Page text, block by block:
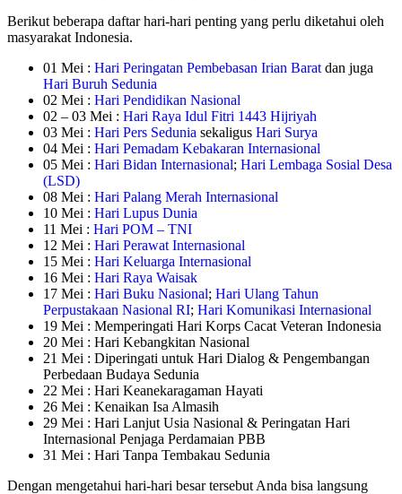
Berikut beberapa daftar hari-hari penting yang perlu diketahui oleh
masyarakat Indonesia.
01 Mei : Hari Peringatan Pembebasan Irian Baratdan juga
Hari Buruh Sedunia
02 Mei : Hari Pendidikan Nasional
02 – 03 Mei : Hari Raya Idul Fitri 1443 Hijriyah
03 Mei : Hari Pers Sedunia sekaligus Hari Surya
04 Mei : Hari Pemadam Kebakaran Internasional
05 Mei : Hari Bidan Internasional; Hari Lembaga Sosial Desa
(LSD)
08 Mei : Hari Palang Merah Internasional
10 Mei : Hari Lupus Dunia
11 Mei : Hari POM – TNI
12 Mei : Hari Perawat Internasional
15 Mei : Hari Keluarga Internasional
16 Mei : Hari Raya Waisak
17 Mei : Hari Buku Nasional; Hari Ulang Tahun
Perpustakaan Nasional RI; Hari Komunikasi Internasional
19 Mei : Memperingati Hari Korps Cacat Veteran Indonesia
20 Mei : Hari Kebangkitan Nasional
21 Mei : Diperingati untuk Hari Dialog & Pengembangan
Perbedaan Budaya Sedunia
22 Mei : Hari Keanekaragaman Hayati
26 Mei : Kenaikan Isa Almasih
29 Mei : Hari Lanjut Usia Nasional & Peringatan Hari
Internasional Penjaga Perdamaian PBB
31 Mei : Hari Tanpa Tembakau Sedunia
Dengan mengetahui hari-hari besar tersebut Anda bisa langsung